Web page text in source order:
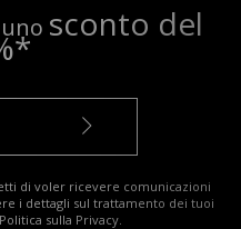
sconto del
di voler ricevere comunicazioni
i dettagli sul trattamento dei tuoi
Politica sulla Privacy